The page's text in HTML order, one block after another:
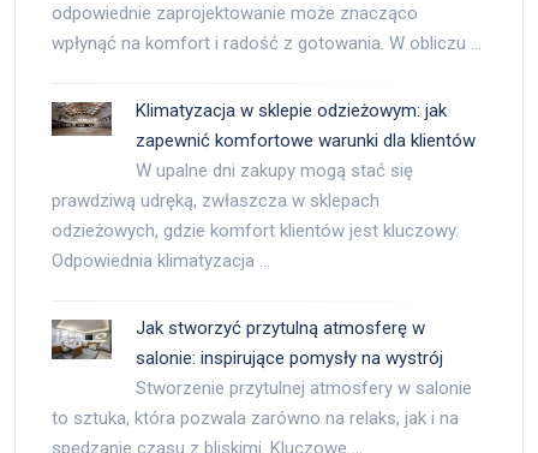
odpowiednie zaprojektowanie może znacząco
wpłynąć na komfort i radość z gotowania. W obliczu …
Klimatyzacja w sklepie odzieżowym: jak
zapewnić komfortowe warunki dla klientów
W upalne dni zakupy mogą stać się
prawdziwą udręką, zwłaszcza w sklepach
odzieżowych, gdzie komfort klientów jest kluczowy.
Odpowiednia klimatyzacja …
Jak stworzyć przytulną atmosferę w
salonie: inspirujące pomysły na wystrój
Stworzenie przytulnej atmosfery w salonie
to sztuka, która pozwala zarówno na relaks, jak i na
spędzanie czasu z bliskimi. Kluczowe …